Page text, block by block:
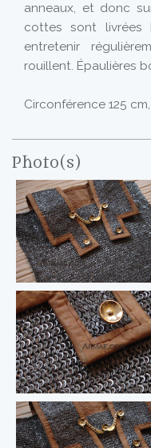
anneaux, et donc
cottes sont livrées
entretenir
rouillent. Épaulières
Circonférence 125
Photo(s)